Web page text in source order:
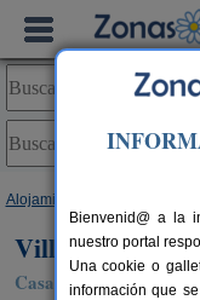
Alojamientos
Villa de Ayora
Casa Rural en Ayora
Bienvenid@ a la
nuestro portal
Una cookie o
información que